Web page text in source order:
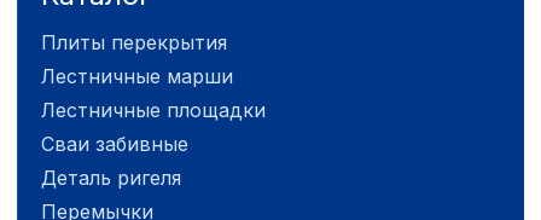
Плиты перекрытия
Лестничные марши
Лестничные площадки
Сваи забивные
Деталь ригеля
Перемычки